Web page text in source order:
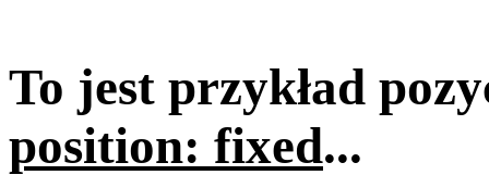
To jest przykład
position: fixed...